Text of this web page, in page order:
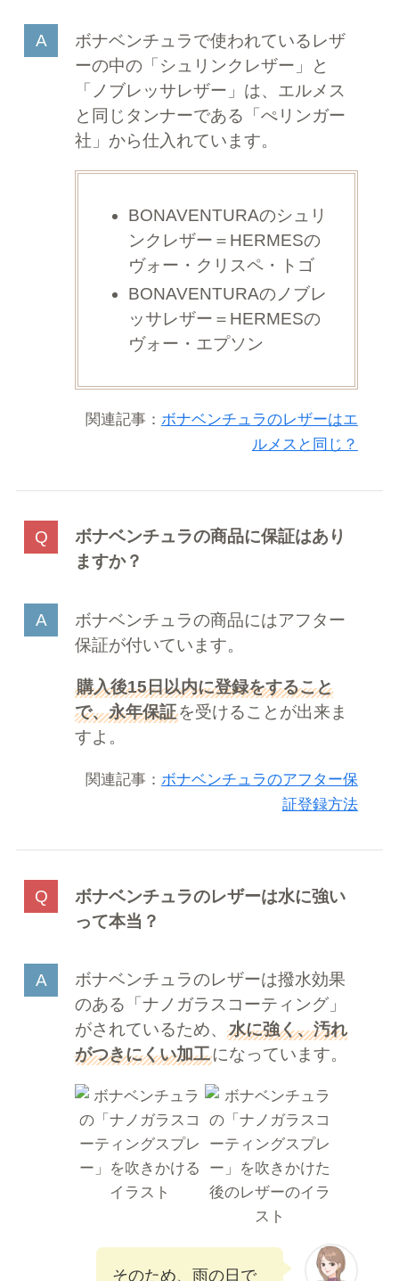
ボナベンチュラで使われているレザ
ーの中の「シュリンクレザー」と
「ノブレッサレザー」は、エルメス
と同じタンナーである「ぺリンガー
社」から仕入れています。
BONAVENTURAのシュリ
ンクレザー＝HERMESの
ヴォー・クリスペ・トゴ
BONAVENTURAのノブレ
ッサレザー＝HERMESの
ヴォー・エプソン
関連記事： ボナベンチュラのレザーはエ
ルメスと同じ？
ボナベンチュラの商品に保証はあり
ますか？
ボナベンチュラの商品にはアフター
保証が付いています。
購入後15日以内に登録をすること
で、永年保証を受けることが出来ま
すよ。
関連記事： ボナベンチュラのアフター保
証登録方法
ボナベンチュラのレザーは水に強い
って本当？
ボナベンチュラのレザーは撥水効果
のある「ナノガラスコーティング」
がされているため、 水に強く、汚れ
がつきにくい加工になっています。
そのため、雨の日で